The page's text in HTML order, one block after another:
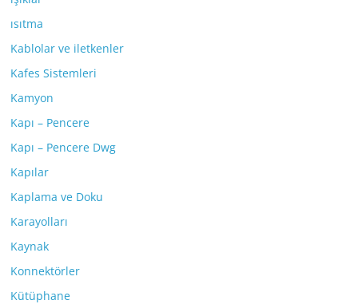
ısıtma
Kablolar ve iletkenler
Kafes Sistemleri
Kamyon
Kapı – Pencere
Kapı – Pencere Dwg
Kapılar
Kaplama ve Doku
Karayolları
Kaynak
Konnektörler
Kütüphane